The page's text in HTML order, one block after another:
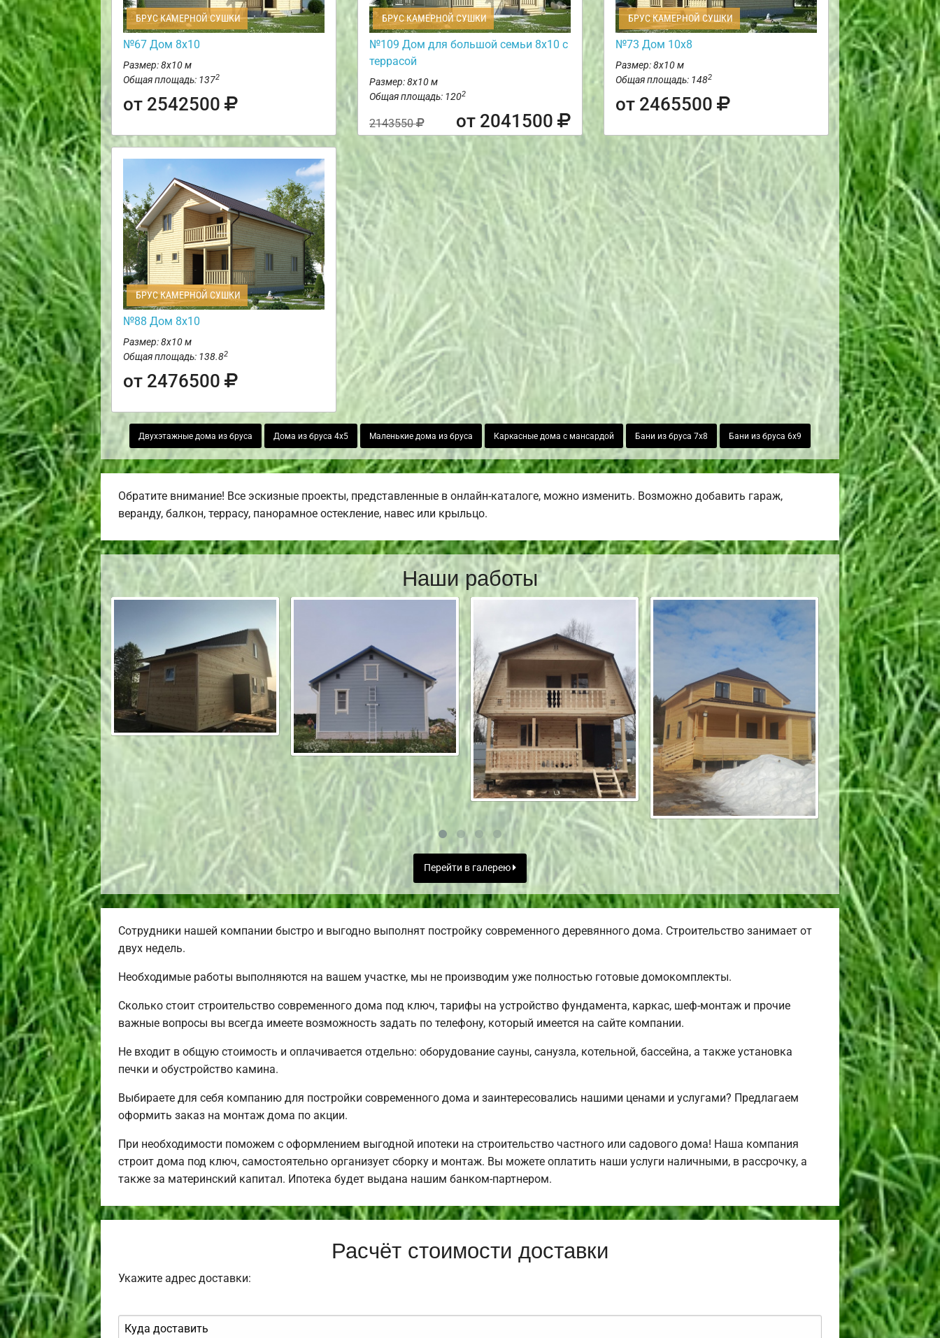
БРУС КАМЕРНОЙ СУШКИ
№67 Дом 8х10
Размер: 8х10 м
Общая площадь: 1372
от 2542500
БРУС КАМЕРНОЙ СУШКИ
№109 Дом для большой семьи 8х10 с
террасой
Размер: 8х10 м
Общая площадь: 1202
2143550 от 2041500
БРУС КАМЕРНОЙ СУШКИ
№73 Дом 10х8
Размер: 8х10 м
Общая площадь: 1482
от 2465500
БРУС КАМЕРНОЙ СУШКИ
№88 Дом 8х10
Размер: 8х10 м
Общая площадь: 138.82
от 2476500
Двухэтажные дома из бруса Дома из бруса 4х5 Маленькие дома из бруса Каркасные дома с мансардой Бани из бруса 7х8 Бани из бруса 6х9
Обратите внимание! Все эскизные проекты, представленные в онлайн-каталоге, можно изменить. Возможно добавить гараж,
веранду, балкон, террасу, панорамное остекление, навес или крыльцо.
Наши работы
Перейти в галерею
Сотрудники нашей компании быстро и выгодно выполнят постройку современного деревянного дома. Строительство занимает от
двух недель.
Необходимые работы выполняются на вашем участке, мы не производим уже полностью готовые домокомплекты.
Сколько стоит строительство современного дома под ключ, тарифы на устройство фундамента, каркас, шеф-монтаж и прочие
важные вопросы вы всегда имеете возможность задать по телефону, который имеется на сайте компании.
Не входит в общую стоимость и оплачивается отдельно: оборудование сауны, санузла, котельной, бассейна, а также установка
печки и обустройство камина.
Выбираете для себя компанию для постройки современного дома и заинтересовались нашими ценами и услугами? Предлагаем
оформить заказ на монтаж дома по акции.
При необходимости поможем с оформлением выгодной ипотеки на строительство частного или садового дома! Наша компания
строит дома под ключ, самостоятельно организует сборку и монтаж. Вы можете оплатить наши услуги наличными, в рассрочку, а
также за материнский капитал. Ипотека будет выдана нашим банком-партнером.
Расчёт стоимости доставки
Укажите адрес доставки: